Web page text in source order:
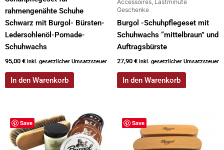
rahmengenähte Schuhe
Schwarz mit Burgol- Bürsten-
Ledersohlenöl-Pomade-
Schuhwachs
95,00 € inkl. gesetzlicher Umsatzsteuer
In den Warenkorb
Accessoires, Lastminute
Geschenke
Burgol -Schuhpflegeset mit
Schuhwachs “mittelbraun” und
Auftragsbürste
27,90 € inkl. gesetzlicher Umsatzsteuer
In den Warenkorb
Save Save